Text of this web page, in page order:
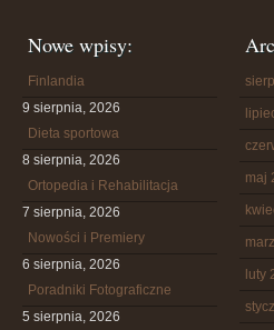
Nowe wpisy:
Finlandia
9 sierpnia, 2026
Dieta sportowa
8 sierpnia, 2026
Ortopedia i Rehabilitacja
7 sierpnia, 2026
Nowości i Premiery
6 sierpnia, 2026
Poradniki Fotograficzne
5 sierpnia, 2026
maj
luty